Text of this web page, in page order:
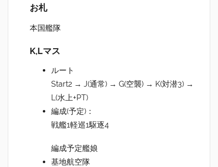
お札
本国艦隊
K,Lマス
ルート
Start2 → J(通常) → G(空襲) → K(対潜3) →
L(水上+PT)
編成(予定)：
戦艦1軽巡1駆逐4
編成予定艦娘
基地航空隊